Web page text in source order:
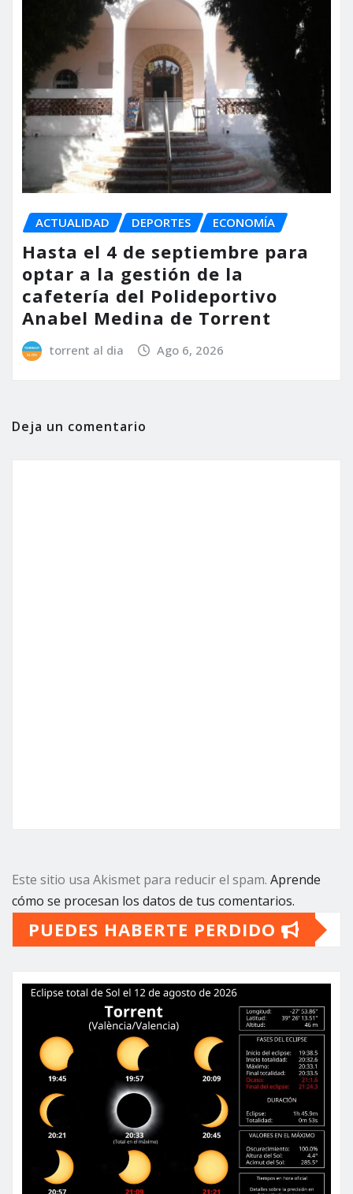
ACTUALIDAD DEPORTES ECONOMÍA
Hasta el 4 de septiembre para
optar a la gestión de la
cafetería del Polideportivo
Anabel Medina de Torrent
torrent al dia Ago 6, 2026
Deja un comentario
Este sitio usa Akismet para reducir el spam. Aprende
cómo se procesan los datos de tus comentarios.
PUEDES HABERTE PERDIDO